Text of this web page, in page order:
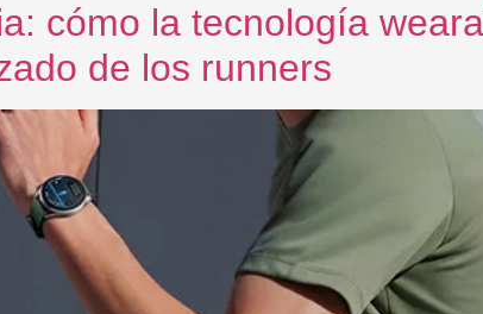
cómo la tecnología
de los runners